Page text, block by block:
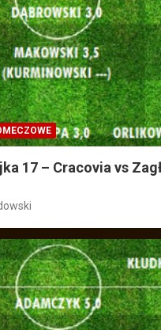
17 – Cracovia vs